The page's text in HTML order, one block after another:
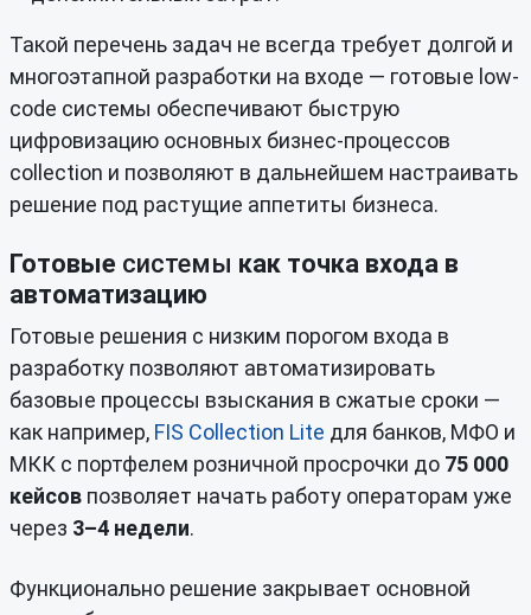
Такой перечень задач не всегда требует долгой и
многоэтапной разработки на входе — готовые low-
code системы обеспечивают быструю
цифровизацию основных бизнес-процессов
collection и позволяют в дальнейшем настраивать
решение под растущие аппетиты бизнеса.
Готовые системы как точка входа в
автоматизацию
Готовые решения с низким порогом входа в
разработку позволяют автоматизировать
базовые процессы взыскания в сжатые сроки —
как например, FIS Collection Lite для банков, МФО и
МКК с портфелем розничной просрочки до 75 000
кейсов позволяет начать работу операторам уже
через 3–4 недели.
Функционально решение закрывает основной